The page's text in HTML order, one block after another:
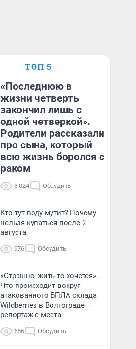
ТОП 5
«Последнюю в
жизни четверть
закончил лишь с
одной четверкой».
Родители рассказали
про сына, который
всю жизнь боролся с
раком
3 024 Обсудить
Кто тут воду мутит? Почему
нельзя купаться после 2
августа
976 Обсудить
«Страшно, жить-то хочется».
Что происходит вокруг
атакованного БПЛА склада
Wildberries в Волгограде —
репортаж с места
656 Обсудить